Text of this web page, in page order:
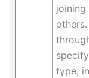
type,